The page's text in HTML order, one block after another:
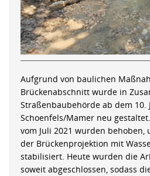
Aufgrund von baulichen
Brückenabschnitt wurde in
Straßenbaubehörde ab dem 10.
Schoenfels/Mamer neu
vom Juli 2021 wurden behoben,
der Brückenprojektion mit
stabilisiert. Heute wurden die
soweit abgeschlossen, sodass